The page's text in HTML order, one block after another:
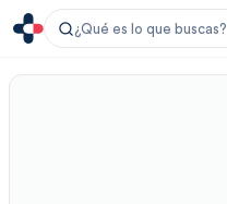
¿Qué es lo que buscas?